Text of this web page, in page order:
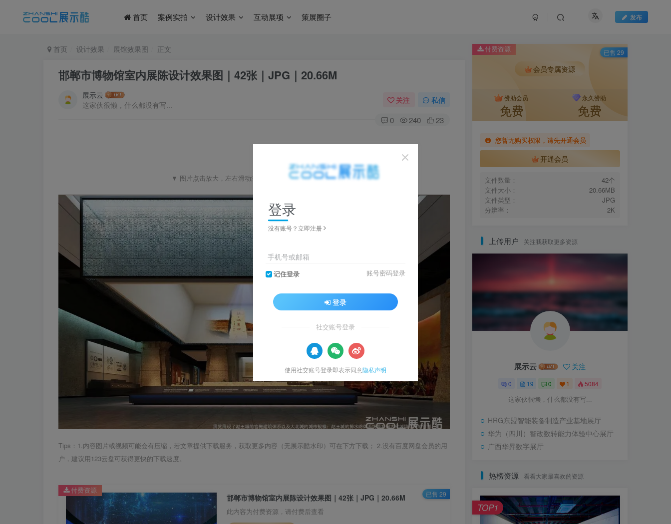
首页 案例实拍 设计效果 互动展项 策展圈子 发布
首页 设计效果 展馆效果图 正文
邯郸市博物馆室内展陈设计效果图｜42张｜JPG｜20.66M
展示云
这家伙很懒，什么都没有写...
关注 私信
0 240 23
▼ 图片点击放大，左右滑动浏览，全套资源可下载获取 ▼
Tips：1.内容图片或视频可能会有压缩，若文章提供下载服务，获取更多内容（无展示酷水印）可在下方下载； 2.没有百度网盘会员的用
户，建议用123云盘可获得更快的下载速度。
邯郸市博物馆室内展陈设计效果图｜42张｜JPG｜20.66M
此内容为付费资源，请付费后查看
付费资源 已售 29
付费资源
会员专属资源
赞助会员
免费
永久赞助
免费
您暂无购买权限，请先开通会员
开通会员
文件数量：
42个
文件大小：
20.66MB
文件类型：
JPG
分辨率：
2K
已售 29
上传用户 关注我获取更多资源
展示云 关注
0 19 0 1 5084
这家伙很懒，什么都没有写...
HRG东盟智能装备制造产业基地展厅
华为（四川）智改数转能力体验中心展厅
广西华昇数字展厅
热榜资源 看看大家最喜欢的资源
TOP1
登录
没有账号？立即注册
手机号或邮箱
记住登录 账号密码登录
登录
社交账号登录
使用社交账号登录即表示同意隐私声明